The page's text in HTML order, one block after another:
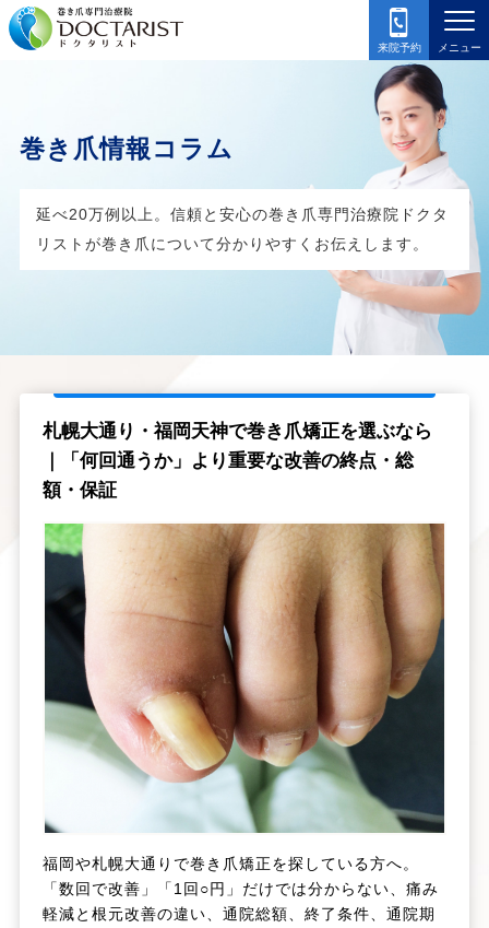
来院予約 メニュー
巻き爪情報コラム
延べ20万例以上。信頼と安心の巻き爪専門治療院ドクタ
リストが巻き爪について分かりやすくお伝えします。
札幌大通り・福岡天神で巻き爪矯正を選ぶなら
｜「何回通うか」より重要な改善の終点・総
額・保証
福岡や札幌大通りで巻き爪矯正を探している方へ。
「数回で改善」「1回○円」だけでは分からない、痛み
軽減と根元改善の違い、通院総額、終了条件、通院期